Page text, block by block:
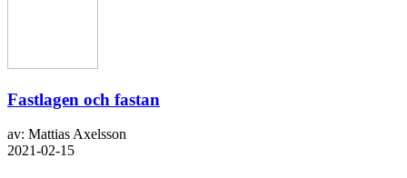
Fastlagen och fastan
av: Mattias Axelsson
2021-02-15